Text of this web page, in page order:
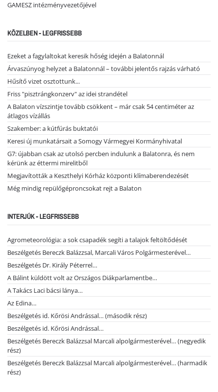
GAMESZ intézményvezetőjével
KÖZELBEN - LEGFRISSEBB
Ezeket a fagylaltokat keresik hőség idején a Balatonnál
Árvaszúnyog helyzet a Balatonnál – további jelentős rajzás várható
Hűsítő vizet osztottunk...
Friss "pisztrángkonzerv" az idei strandétel
A Balaton vízszintje tovább csökkent – már csak 54 centiméter az
átlagos vízállás
Szakember: a kútfúrás buktatói
Keresi új munkatársait a Somogy Vármegyei Kormányhivatal
G7: újabban csak az utolsó percben indulunk a Balatonra, és nem
kérünk az éttermi mirelitből
Megjavították a Keszthelyi Kórház központi klímaberendezését
Még mindig repülőgéproncsokat rejt a Balaton
INTERJÚK - LEGFRISSEBB
Agrometeorológia: a sok csapadék segíti a talajok feltöltődését
Beszélgetés Bereczk Balázzsal, Marcali Város Polgármesterével…
Beszélgetés Dr. Király Péterrel…
A Bálint küldött volt az Országos Diákparlamentbe…
A Takács Laci bácsi lánya…
Az Edina…
Beszélgetés id. Kőrösi Andrással… (második rész)
Beszélgetés id. Kőrösi Andrással…
Beszélgetés Bereczk Balázzsal Marcali alpolgármesterével… (negyedik
rész)
Beszélgetés Bereczk Balázzsal Marcali alpolgármesterével… (harmadik
rész)